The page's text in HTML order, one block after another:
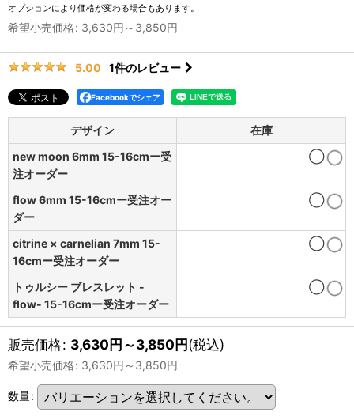
オプションにより価格が変わる場合もあります。
希望小売価格: 3,630円 ～3,850円
5.00 1件のレビュー
Facebookでシェア
デザイン
在庫
new moon 6mm 15-16cmー受
注オーダー
◯
flow 6mm 15-16cmー受注オー
ダー
◯
citrine × carnelian 7mm 15-
16cmー受注オーダー
◯
トゥルシー ブレスレット -
flow- 15-16cmー受注オーダー
◯
販売価格: 3,630円～3,850円(税込)
希望小売価格: 3,630円 ～3,850円
数量: